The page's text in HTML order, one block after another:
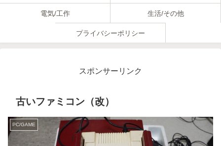
電気/工作 生活/その他
プライバシーポリシー
スポンサーリンク
古いファミコン（改）
PC/GAME